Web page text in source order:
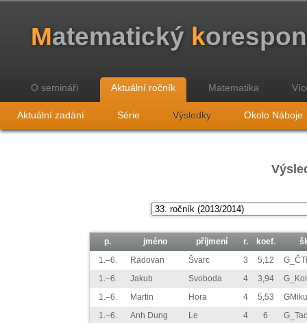
Matematický k
O semináři Aktuální ročník Matematika
Aktuální zadání Série Výsledky Okolo Náboje
p. jméno příjmení r. koef.
1.–6.
Radovan Švarc 3 5,12
1.–6.
Jakub Svoboda 4 3,94
1.–6.
Martin Hora 4 5,53
1.–6.
Anh Dung Le 4 6